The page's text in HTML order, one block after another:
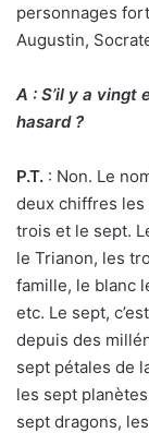
personnages
Augustin,
A : S’il y a vingt
hasard ?
P.T. : Non. Le
deux chiffres
trois et le sept.
le Trianon, les
famille, le blanc
etc. Le sept,
depuis des
sept pétales de
les sept
sept dragons,